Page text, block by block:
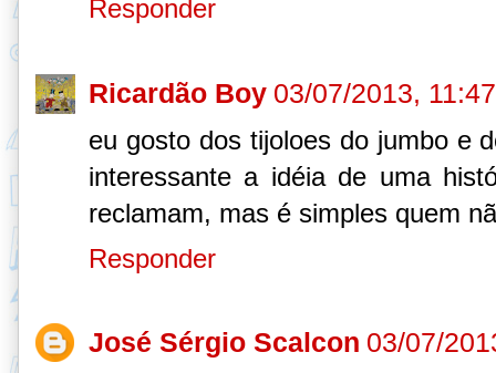
Responder
Ricardão Boy 03/07/2013, 11:47
eu gosto dos tijoloes do jumbo e
interessante a idéia de uma
reclamam, mas é simples quem
Responder
José Sérgio Scalcon 03/07/